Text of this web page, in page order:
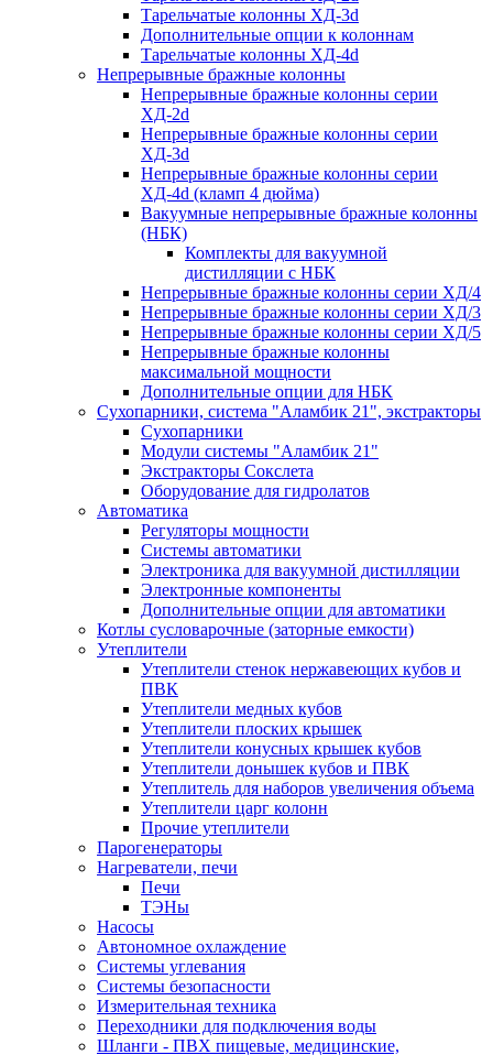
Тарельчатые колонны ХД-3d
Дополнительные опции к колоннам
Тарельчатые колонны ХД-4d
Непрерывные бражные колонны
Непрерывные бражные колонны серии
ХД-2d
Непрерывные бражные колонны серии
ХД-3d
Непрерывные бражные колонны серии
ХД-4d (кламп 4 дюйма)
Вакуумные непрерывные бражные колонны
(НБК)
Комплекты для вакуумной
дистилляции с НБК
Непрерывные бражные колонны серии ХД/4
Непрерывные бражные колонны серии ХД/3
Непрерывные бражные колонны серии ХД/5
Непрерывные бражные колонны
максимальной мощности
Дополнительные опции для НБК
Сухопарники, система "Аламбик 21", экстракторы
Сухопарники
Модули системы "Аламбик 21"
Экстракторы Сокслета
Оборудование для гидролатов
Автоматика
Регуляторы мощности
Системы автоматики
Электроника для вакуумной дистилляции
Электронные компоненты
Дополнительные опции для автоматики
Котлы сусловарочные (заторные емкости)
Утеплители
Утеплители стенок нержавеющих кубов и
ПВК
Утеплители медных кубов
Утеплители плоских крышек
Утеплители конусных крышек кубов
Утеплители донышек кубов и ПВК
Утеплитель для наборов увеличения объема
Утеплители царг колонн
Прочие утеплители
Парогенераторы
Нагреватели, печи
Печи
ТЭНы
Насосы
Автономное охлаждение
Системы углевания
Системы безопасности
Измерительная техника
Переходники для подключения воды
Шланги - ПВХ пищевые, медицинские,